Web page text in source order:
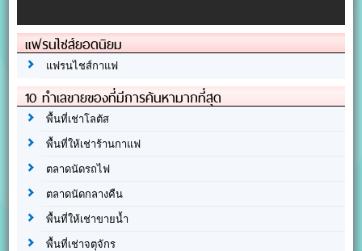
แฟรนไชส์ยอดนิยม
แฟรนไชส์กาแฟ
10 ทำเลขายของที่มีการค้นหามากที่สุด
พื้นที่เช่าโลตัส
พื้นที่ให้เช่าร้านกาแฟ
ตลาดนัดรถไฟ
ตลาดนัดกลางคืน
พื้นที่ให้เช่าขายน้ำ
พื้นที่เช่าจตุจักร